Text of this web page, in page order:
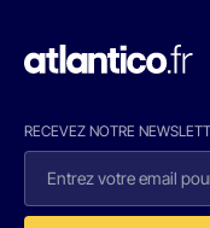
RECEVEZ NOTRE